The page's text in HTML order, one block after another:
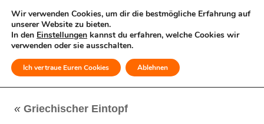
MENÜ
« Griechischer Eintopf
Wir verwenden Cookies, um dir die bestmögliche Erfahrung auf
unserer Website zu bieten.
In den Einstellungen kannst du erfahren, welche Cookies wir
verwenden oder sie ausschalten.
Ich vertraue Euren Cookies Ablehnen